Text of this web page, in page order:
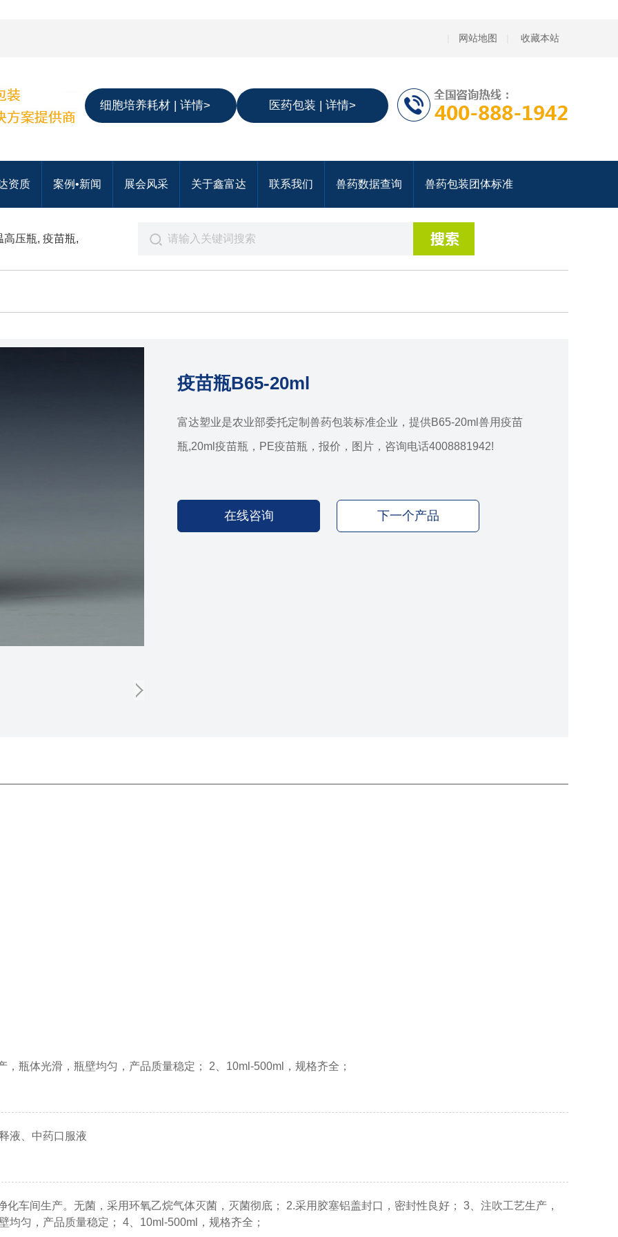
网站地图 收藏本站
细胞培养耗材 | 详情> 医药包装 | 详情>
资质 案例•新闻 展会风采 关于鑫富达 联系我们 兽药数据查询 兽药包装团体标准
高压瓶, 疫苗瓶,
疫苗瓶B65-20ml
富达塑业是农业部委托定制兽药包装标准企业，提供B65-20ml兽用疫苗
瓶,20ml疫苗瓶，PE疫苗瓶，报价，图片，咨询电话4008881942!
在线咨询 下一个产品
，瓶体光滑，瓶壁均匀，产品质量稳定； 2、10ml-500ml，规格齐全；
液、中药口服液
化车间生产。无菌，采用环氧乙烷气体灭菌，灭菌彻底； 2.采用胶塞铝盖封口，密封性良好； 3、注吹工艺生产，
均匀，产品质量稳定； 4、10ml-500ml，规格齐全；